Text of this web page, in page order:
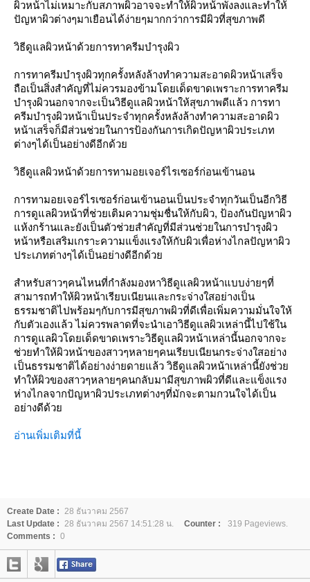
ผิวหน้าไม่เหมาะกับสภาพผิวอาจจะทำให้ผิวหน้าพังลงและทำให้
ปัญหาผิวต่างๆมาเยือนได้ง่ายๆมากกว่าการมีผิวที่สุขภาพดี
วิธีดูแลผิวหน้าด้วยการทาครีมบำรุงผิว
การทาครีมบำรุงผิวทุกครั้งหลังล้างทำความสะอาดผิวหน้าเสร็จ
ถือเป็นสิ่งสำคัญที่ไม่ควรมองข้ามโดยเด็ดขาดเพราะการทาครีม
บำรุงผิวนอกจากจะเป็นวิธีดูแลผิวหน้าให้สุขภาพดีแล้ว การทา
ครีมบำรุงผิวหน้าเป็นประจำทุกครั้งหลังล้างทำความสะอาดผิว
หน้าเสร็จก็มีส่วนช่วยในการป้องกันการเกิดปัญหาผิวประเภท
ต่างๆได้เป็นอย่างดีอีกด้วย
วิธีดูแลผิวหน้าด้วยการทามอยเจอร์ไรเซอร์ก่อนเข้านอน
การทามอยเจอร์ไรเซอร์ก่อนเข้านอนเป็นประจำทุกวันเป็นอีกวิธี
การดูแลผิวหน้าที่ช่วยเติมความชุ่มชื่นให้กับผิว, ป้องกันปัญหาผิว
แห้งกร้านและยังเป็นตัวช่วยสำคัญที่มีส่วนช่วยในการบำรุงผิว
หน้าหรือเสริมเกราะความแข็งแรงให้กับผิวเพื่อห่างไกลปัญหาผิว
ประเภทต่างๆได้เป็นอย่างดีอีกด้วย
สำหรับสาวๆคนไหนที่กำลังมองหาวิธีดูแลผิวหน้าแบบง่ายๆที่
สามารถทำให้ผิวหน้าเรียบเนียนและกระจ่างใสอย่างเป็น
ธรรมชาติไปพร้อมๆกับการมีสุขภาพผิวที่ดีเพื่อเพิ่มความมั่นใจให้
กับตัวเองแล้ว ไม่ควรพลาดที่จะนำเอาวิธีดูแลผิวเหล่านี้ไปใช้ใน
การดูแลผิวโดยเด็ดขาดเพราะวิธีดูแลผิวหน้าเหล่านี้นอกจากจะ
ช่วยทำให้ผิวหน้าของสาวๆหลายๆคนเรียบเนียนกระจ่างใสอย่าง
เป็นธรรมชาติได้อย่างง่ายดายแล้ว วิธีดูแลผิวหน้าเหล่านี้ยังช่วย
ทำให้ผิวของสาวๆหลายๆคนกลับมามีสุขภาพผิวที่ดีและแข็งแรง
ห่างไกลจากปัญหาผิวประเภทต่างๆที่มักจะตามกวนใจได้เป็น
อย่างดีด้วย
อ่านเพิ่มเติมที่นี้
Create Date :
28 ธันวาคม 2567
Last Update :
28 ธันวาคม 2567 14:51:28 น. Counter :
319 Pageviews.
Comments : 0